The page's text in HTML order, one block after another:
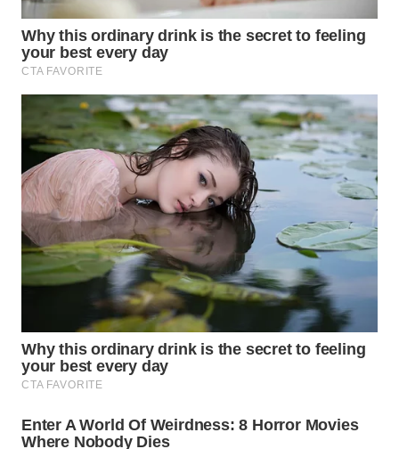
WN
PRIANGAN
TIMUR
WN
SEMARANG
WN
SOLO
WN
BOROBUDUR
MADURA
WN
SURABAYA
WN